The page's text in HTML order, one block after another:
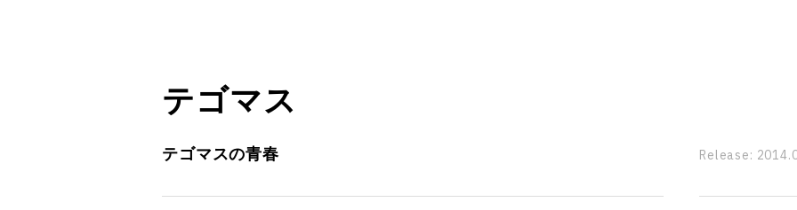
テゴマス
テゴマスの青春 Release: